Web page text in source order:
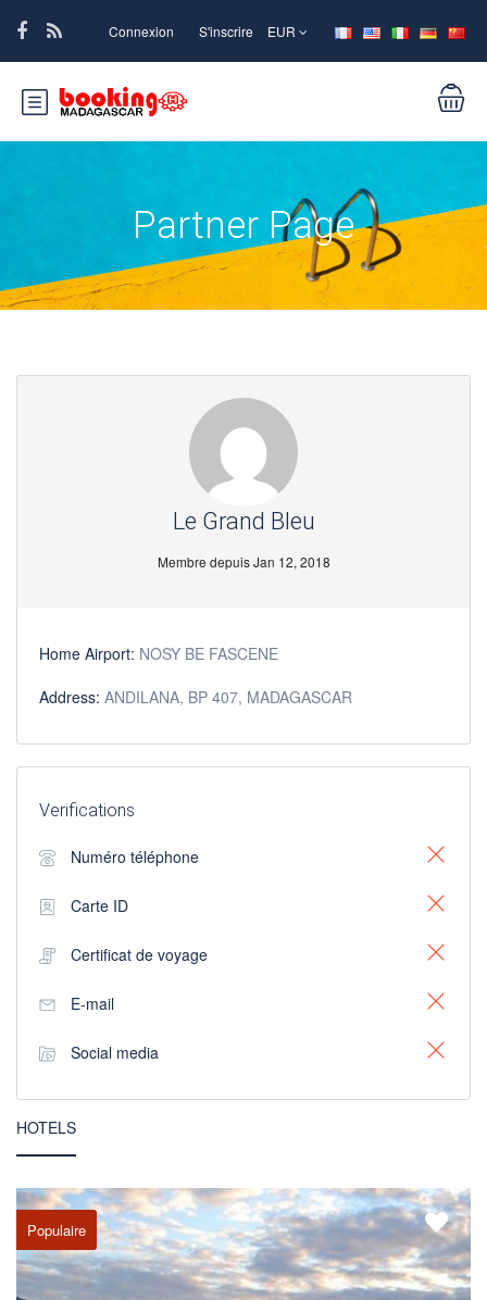
Connexion S'inscrire EUR
Partner Page
Le Grand Bleu
Membre depuis Jan 12, 2018
Home Airport: NOSY BE FASCENE
Address: ANDILANA, BP 407, MADAGASCAR
Verifications
Numéro téléphone
Carte ID
Certificat de voyage
E-mail
Social media
HOTELS
Populaire